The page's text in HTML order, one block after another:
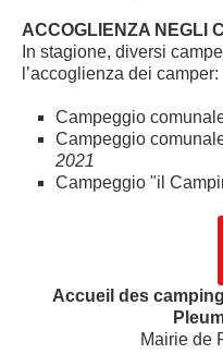
ACCOGLIENZA NEGLI
In stagione, diversi
l’accoglienza dei camper:
Campeggio
Campeggio
2021
Campeggio "il
Accueil des
Mairie de